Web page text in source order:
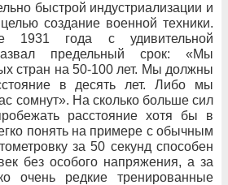
быстрой индустриализации и
создание военной техники.
1931 года с удивительной
предельный срок: «Мы
стран на 50-100 лет. Мы должны
в десять лет. Либо мы
сомнут». На сколько больше сил
расстояние хотя бы в
понять на примере с обычным
за 50 секунд способен
без особого напряжения, а за
очень редкие тренированные